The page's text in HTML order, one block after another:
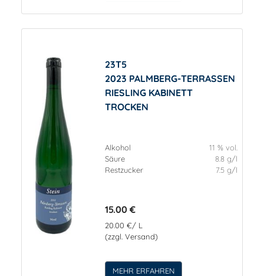
23T5
2023 PALMBERG-TERRASSEN
RIESLING KABINETT
TROCKEN
Alkohol
11 % vol.
Säure
8.8 g/l
Restzucker
7.5 g/l
15.00 €
20.00 €/ L
(zzgl. Versand)
MEHR ERFAHREN